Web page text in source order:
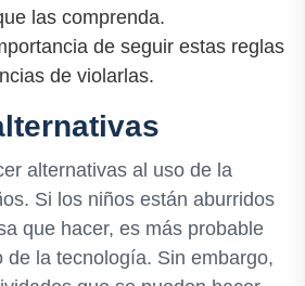
las comprenda.
de seguir estas reglas
de violarlas.
alternativas al uso de la
Si los niños están aburridos
que hacer, es más probable
de la tecnología. Sin embargo,